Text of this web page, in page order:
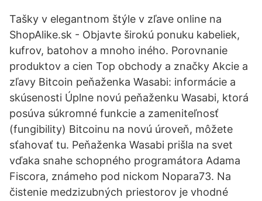
Tašky v elegantnom štýle v zľave online na
ShopAlike.sk - Objavte širokú ponuku kabeliek,
kufrov, batohov a mnoho iného. Porovnanie
produktov a cien Top obchody a značky Akcie a
zľavy Bitcoin peňaženka Wasabi: informácie a
skúsenosti Úplne novú peňaženku Wasabi, ktorá
posúva súkromné funkcie a zameniteľnosť
(fungibility) Bitcoinu na novú úroveň, môžete
sťahovať tu. Peňaženka Wasabi prišla na svet
vďaka snahe schopného programátora Adama
Fiscora, známeho pod nickom Nopara73. Na
čistenie medzizubných priestorov je vhodné